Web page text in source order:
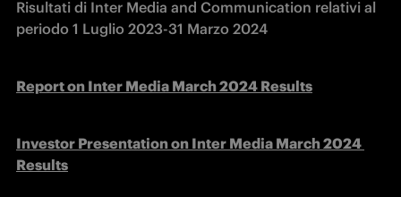
Risultati di Inter Media and Communication relativi al
periodo 1 Luglio 2023-31 Marzo 2024
Report on Inter Media March 2024 Results
Investor Presentation on Inter Media March 2024
Results